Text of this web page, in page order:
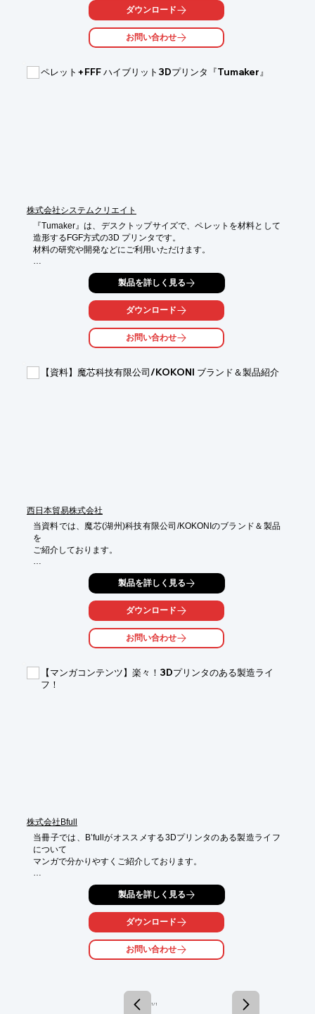
安心して使用できます。
■きめ細やかな造形
■フィラメント径1.75mm
ダウンロード
お問い合わせ
ペレット+FFF ハイブリット3Dプリンタ『Tumaker』
株式会社システムクリエイト
『Tumaker』は、デスクトップサイズで、ペレットを材料として
造形するFGF方式の3D プリンタです。
材料の研究や開発などにご利用いただけます。
■IDEX方式のプリントヘッドを採用
2つプリントヘッドが独立して稼働するIDEX方式を採用していま
す。1つだけの使用はもちろん、２つのヘッドを組み合わせて使
用することで、様々な造形が可能です。デュアルヘッドの対応材
料はペレットとフィラメントの2種類から選んで自由に組み合わ
せていただくことができます。
■位置決め精度の高い駆動部
位置決め精度が高く、低振動のステッピングモータとドライバを
PDFデータをご覧ください。
製品を詳しく見る
ダウンロード
お問い合わせ
【資料】魔芯科技有限公司/KOKONI ブランド＆製品紹介
西日本貿易株式会社
当資料では、魔芯(湖州)科技有限公司/KOKONIのブランド＆製品
を
ご紹介しております。
コンパクト＆サイレントな「KOKONI EC1」やプラグアンドプレ
安心信用の「KOKONI EC2」を掲載。
画像付きで分かりやすく掲載されており、参考にしやすい一冊と
なっております。是非、ご一読ください。
【掲載内容(一部)】
・会社沿革
・ブランド趣旨、ブランドポジショニング、ブランドビジョン
製品を詳しく見る
ダウンロード
お問い合わせ
【マンガコンテンツ】楽々！3Dプリンタのある製造ライ
フ！
株式会社Bfull
当冊子では、B’fullがオススメする3Dプリンタのある製造ライフ
について
マンガで分かりやすくご紹介しております。
当社は、必要な備品のご案内やご提案など、ノウハウの全てを伝
自社生産で使った上で販売するため、納得のコストパフォーマン
品質をお約束します。
ぜひご一読ください。
■産業用3Dプリンタを多数保有する生産体制でスピード納品
■自社生産で大量の材料を仕入れられるからできる低コスト
製品を詳しく見る
ダウンロード
お問い合わせ
1 / 1